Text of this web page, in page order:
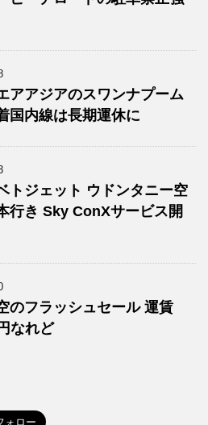
アアジアのスワンナプーム
国内線は長期運休に
トジェット ウドンタニー空
行き Sky ConXサービス開
のフラッシュセール 運賃
なれど